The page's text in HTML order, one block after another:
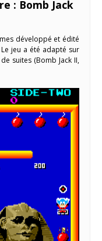
: Bomb Jack
développé et édité
jeu a été adapté sur
suites (Bomb Jack II,